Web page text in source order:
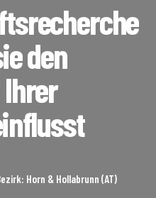
den
Horn & Hollabrunn (AT)